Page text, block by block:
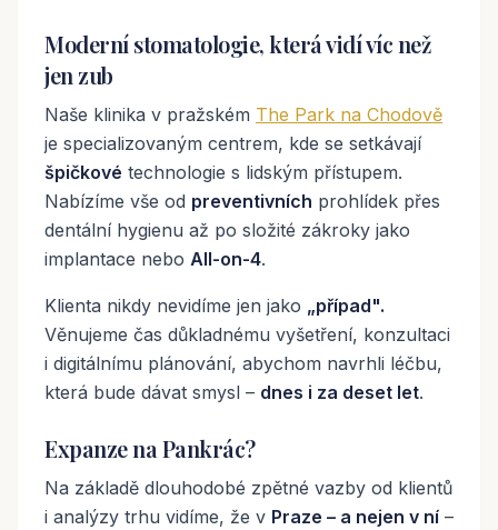
Moderní stomatologie, která vidí víc než
jen zub
Naše klinika v pražském The Park na Chodově
je specializovaným centrem, kde se setkávají
špičkové technologie s lidským přístupem.
Nabízíme vše od preventivních prohlídek přes
dentální hygienu až po složité zákroky jako
implantace nebo All-on-4.
Klienta nikdy nevidíme jen jako „případ".
Věnujeme čas důkladnému vyšetření, konzultaci
i digitálnímu plánování, abychom navrhli léčbu,
která bude dávat smysl – dnes i za deset let.
Expanze na Pankrác?
Na základě dlouhodobé zpětné vazby od klientů
i analýzy trhu vidíme, že v Praze – a nejen v ní –